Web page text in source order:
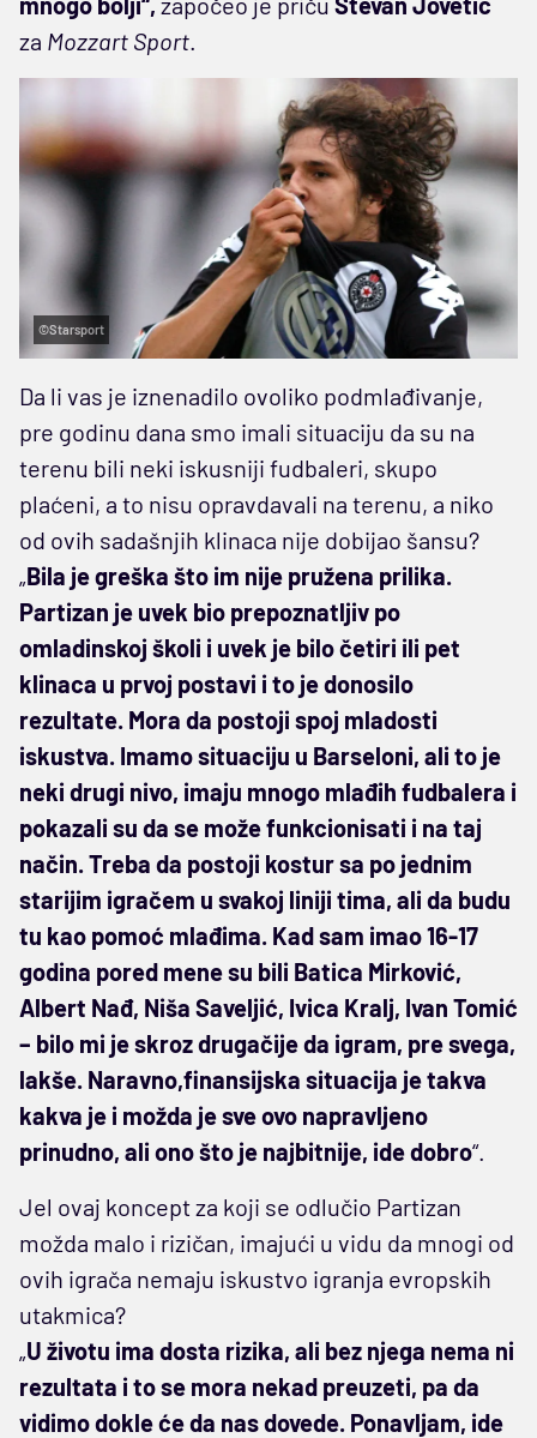
za Mozzart Sport.
©Starsport
Da li vas je iznenadilo ovoliko podmlađivanje,
pre godinu dana smo imali situaciju da su na
terenu bili neki iskusniji fudbaleri, skupo
plaćeni, a to nisu opravdavali na terenu, a niko
od ovih sadašnjih klinaca nije dobijao šansu?
„Bila je greška što im nije pružena prilika.
Partizan je uvek bio prepoznatljiv po
omladinskoj školi i uvek je bilo četiri ili pet
klinaca u prvoj postavi i to je donosilo
rezultate. Mora da postoji spoj mladosti
iskustva. Imamo situaciju u Barseloni, ali to je
neki drugi nivo, imaju mnogo mlađih fudbalera i
pokazali su da se može funkcionisati i na taj
način. Treba da postoji kostur sa po jednim
starijim igračem u svakoj liniji tima, ali da budu
tu kao pomoć mlađima. Kad sam imao 16-17
godina pored mene su bili Batica Mirković,
Albert Nađ, Niša Saveljić, Ivica Kralj, Ivan Tomić
– bilo mi je skroz drugačije da igram, pre svega,
lakše. Naravno,finansijska situacija je takva
kakva je i možda je sve ovo napravljeno
prinudno, ali ono što je najbitnije, ide dobro“.
Jel ovaj koncept za koji se odlučio Partizan
možda malo i rizičan, imajući u vidu da mnogi od
ovih igrača nemaju iskustvo igranja evropskih
utakmica?
„U životu ima dosta rizika, ali bez njega nema ni
rezultata i to se mora nekad preuzeti, pa da
vidimo dokle će da nas dovede. Ponavljam, ide